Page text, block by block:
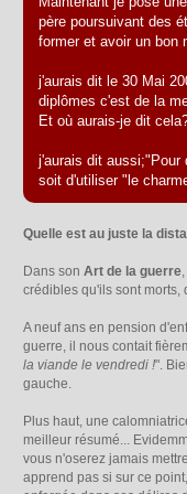
père poursuivant des
former et avoir un bon
j'aurais dit le 30 Mai
diplômes c'est de la
Et où aurais-je dit
j'aurais dit
soit d'utiliser "le
Quelle est au juste la
Dans sonArt de la guerre
crédibles qu'ils sont
A neuf ans en pension
guerre, il nous contait
la viande le vendredi !".
gauche.
Plus haut, une
meilleur résumé...
vous n'oserez jamais
apprend pas si sur ce